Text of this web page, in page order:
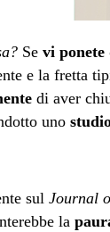
Se vi ponete
e la fretta
di aver
uno
sul Journal
la